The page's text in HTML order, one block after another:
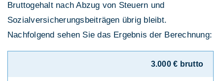
Bruttogehalt nach Abzug von Steuern und
Sozialversicherungsbeiträgen übrig bleibt.
Nachfolgend sehen Sie das Ergebnis der Berechnung:
3.000 € brutto